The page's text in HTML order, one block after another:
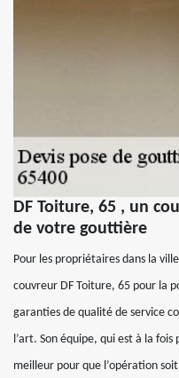
DF Toiture, 65 , un
de votre gouttière
Pour les propriétaires dans la
couvreur DF Toiture, 65 pour la
garanties de qualité de service
l’art. Son équipe, qui est à la
meilleur pour que l’opération